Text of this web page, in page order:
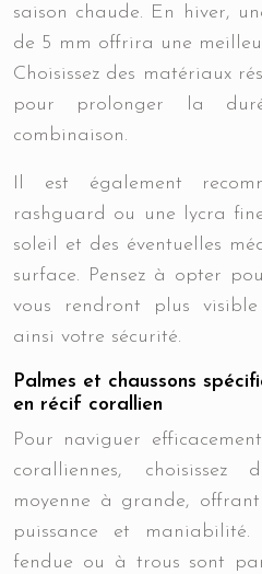
saison chaude. En hiver,
de 5 mm offrira une
Choisissez des matériaux
pour prolonger la
combinaison.
Il est également
rashguard ou une lycra
soleil et des éventuelles
surface. Pensez à opter
vous rendront plus
ainsi votre sécurité.
Palmes et chaussons
en récif corallien
Pour naviguer
coralliennes,
moyenne à grande,
puissance et
fendue ou à trous sont